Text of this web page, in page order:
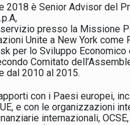
2018 è Senior Advisor del
presso la Missione
Unite a New York come
per lo Sviluppo Economico
Comitato
dal 2010 al 2015.
con i Paesi europei,
e con le organizzazioni
internazionali,